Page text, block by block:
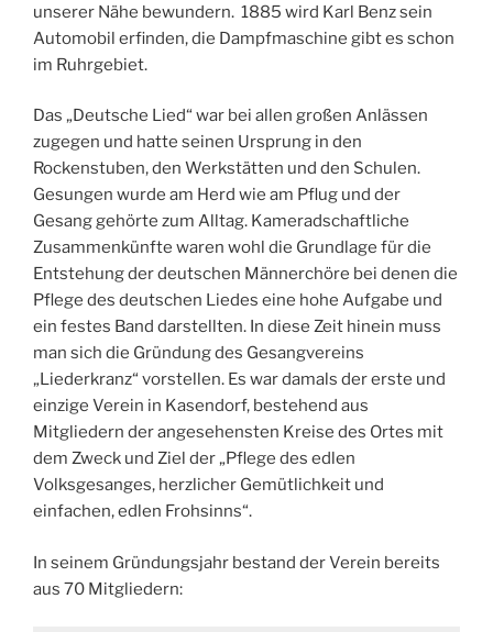
unserer Nähe bewundern. 1885 wird Karl Benz sein
Automobil erfinden, die Dampfmaschine gibt es schon
im Ruhrgebiet.
Das „Deutsche Lied“ war bei allen großen Anlässen
zugegen und hatte seinen Ursprung in den
Rockenstuben, den Werkstätten und den Schulen.
Gesungen wurde am Herd wie am Pflug und der
Gesang gehörte zum Alltag. Kameradschaftliche
Zusammenkünfte waren wohl die Grundlage für die
Entstehung der deutschen Männerchöre bei denen die
Pflege des deutschen Liedes eine hohe Aufgabe und
ein festes Band darstellten. In diese Zeit hinein muss
man sich die Gründung des Gesangvereins
„Liederkranz“ vorstellen. Es war damals der erste und
einzige Verein in Kasendorf, bestehend aus
Mitgliedern der angesehensten Kreise des Ortes mit
dem Zweck und Ziel der „Pflege des edlen
Volksgesanges, herzlicher Gemütlichkeit und
einfachen, edlen Frohsinns“.
In seinem Gründungsjahr bestand der Verein bereits
aus 70 Mitgliedern: